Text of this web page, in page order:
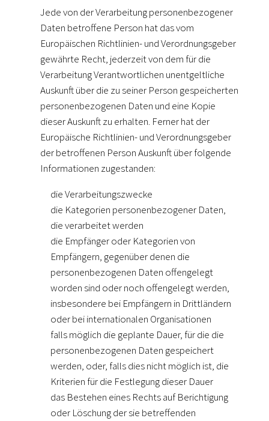
Jede von der Verarbeitung personenbezogener
Daten betroffene Person hat das vom
Europäischen Richtlinien- und Verordnungsgeber
gewährte Recht, jederzeit von dem für die
Verarbeitung Verantwortlichen unentgeltliche
Auskunft über die zu seiner Person gespeicherten
personenbezogenen Daten und eine Kopie
dieser Auskunft zu erhalten. Ferner hat der
Europäische Richtlinien- und Verordnungsgeber
der betroffenen Person Auskunft über folgende
Informationen zugestanden:
die Verarbeitungszwecke
die Kategorien personenbezogener Daten,
die verarbeitet werden
die Empfänger oder Kategorien von
Empfängern, gegenüber denen die
personenbezogenen Daten offengelegt
worden sind oder noch offengelegt werden,
insbesondere bei Empfängern in Drittländern
oder bei internationalen Organisationen
falls möglich die geplante Dauer, für die die
personenbezogenen Daten gespeichert
werden, oder, falls dies nicht möglich ist, die
Kriterien für die Festlegung dieser Dauer
das Bestehen eines Rechts auf Berichtigung
oder Löschung der sie betreffenden